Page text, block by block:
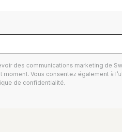
des communications marketing de
Vous consentez également à
de confidentialité.